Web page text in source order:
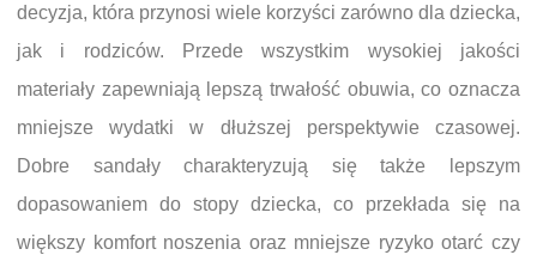
decyzja, która przynosi wiele korzyści zarówno dla dziecka,
jak i rodziców. Przede wszystkim wysokiej jakości
materiały zapewniają lepszą trwałość obuwia, co oznacza
mniejsze wydatki w dłuższej perspektywie czasowej.
Dobre sandały charakteryzują się także lepszym
dopasowaniem do stopy dziecka, co przekłada się na
większy komfort noszenia oraz mniejsze ryzyko otarć czy